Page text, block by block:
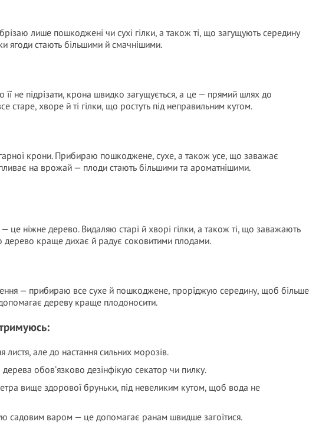
лише пошкоджені чи сухі гілки, а також ті, що загущують середину
ягоди стають більшими й смачнішими.
не підрізати, крона швидко загущується, а це — прямий шлях до
старе, хворе й ті гілки, що ростуть під неправильним кутом.
крони. Прибираю пошкоджене, сухе, а також усе, що заважає
на врожай — плоди стають більшими та ароматнішими.
це ніжне дерево. Видаляю старі й хворі гілки, а також ті, що заважають
дерево краще дихає й радує соковитими плодами.
— прибираю все сухе й пошкоджене, проріджую середину, щоб більше
дереву краще плодоносити.
листя, але до настання сильних морозів.
дерева обов’язково дезінфікую секатор чи пилку.
вище здорової бруньки, під невеликим кутом, щоб вода не
садовим варом — це допомагає ранам швидше загоїтися.